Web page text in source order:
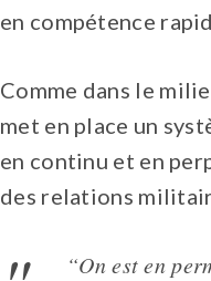
en compétence
Comme dans le
met en place un
en continu et en
des relations
“On est en